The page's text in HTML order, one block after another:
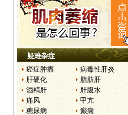
疑难杂症
癌症肿瘤
病毒性肝炎
肝硬化
脂肪肝
酒精肝
肝腹水
痛风
甲亢
糖尿病
癫痫